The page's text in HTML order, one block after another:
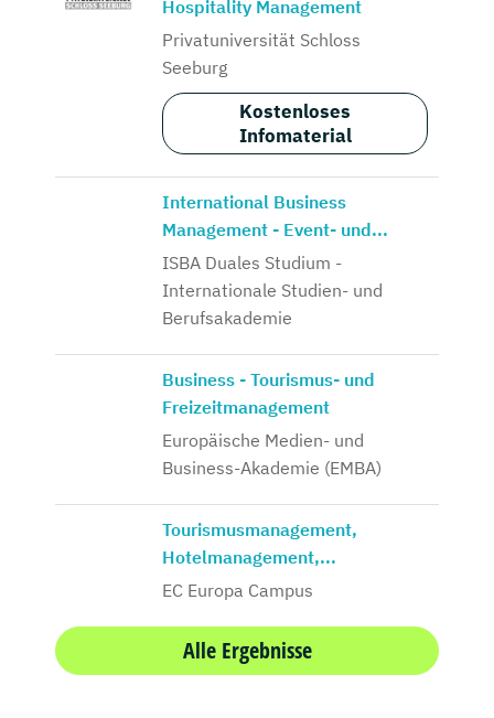
Hospitality Management
Privatuniversität Schloss
Seeburg
Kostenloses
Infomaterial
International Business
Management - Event- und...
ISBA Duales Studium -
Internationale Studien- und
Berufsakademie
Business - Tourismus- und
Freizeitmanagement
Europäische Medien- und
Business-Akademie (EMBA)
Tourismusmanagement,
Hotelmanagement,...
EC Europa Campus
Alle Ergebnisse